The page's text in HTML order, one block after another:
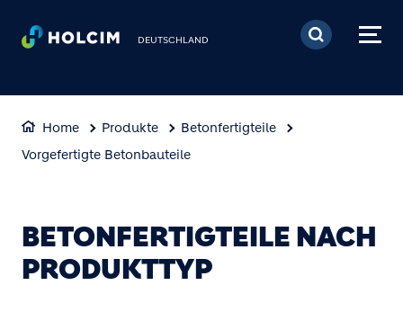
Direkt zum Inhalt
DEUTSCHLAND
Home Produkte
Betonfertigteile
Vorgefertigte Betonbauteile
BETONFERTIGTEILE NACH
PRODUKTTYP